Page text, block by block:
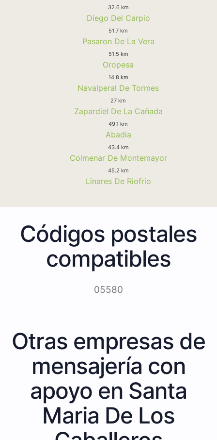
32.6 km
Diego Del Carpio
51.7 km
Pasaron De La Vera
51.5 km
Oropesa
14.8 km
Navalperal De Tormes
27 km
Zapardiel De La Cañada
49.1 km
Abadia
43.4 km
Colmenar De Montemayor
45.2 km
Linares De Riofrio
Códigos postales
compatibles
05580
Otras empresas de
mensajería con
apoyo en Santa
Maria De Los